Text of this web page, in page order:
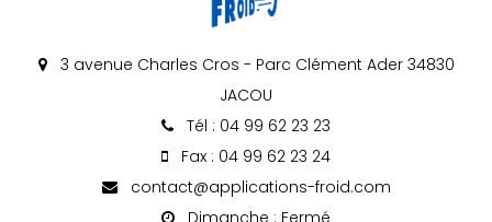
3 avenue Charles Cros - Parc Clément Ader 34830
JACOU
Tél : 04 99 62 23 23
Fax : 04 99 62 23 24
contact@applications-froid.com
Dimanche : Fermé